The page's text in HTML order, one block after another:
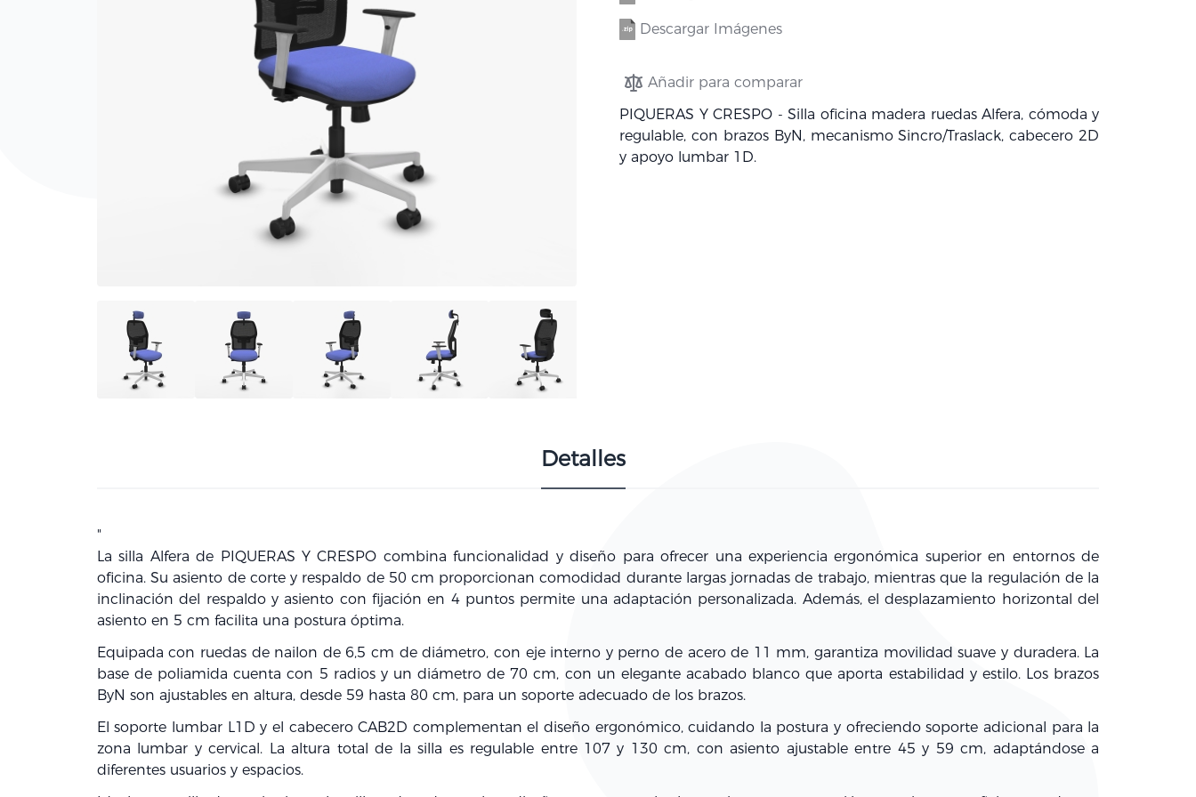
Descargar Imágenes
Añadir para comparar
PIQUERAS Y CRESPO - Silla oficina madera ruedas Alfera, cómoda y
regulable, con brazos ByN, mecanismo Sincro/Traslack, cabecero 2D
y apoyo lumbar 1D.
Detalles
"
La silla Alfera de PIQUERAS Y CRESPO combina funcionalidad y diseño para ofrecer una experiencia ergonómica superior en entornos de
oficina. Su asiento de corte y respaldo de 50 cm proporcionan comodidad durante largas jornadas de trabajo, mientras que la regulación de la
inclinación del respaldo y asiento con fijación en 4 puntos permite una adaptación personalizada. Además, el desplazamiento horizontal del
asiento en 5 cm facilita una postura óptima.
Equipada con ruedas de nailon de 6,5 cm de diámetro, con eje interno y perno de acero de 11 mm, garantiza movilidad suave y duradera. La
base de poliamida cuenta con 5 radios y un diámetro de 70 cm, con un elegante acabado blanco que aporta estabilidad y estilo. Los brazos
ByN son ajustables en altura, desde 59 hasta 80 cm, para un soporte adecuado de los brazos.
El soporte lumbar L1D y el cabecero CAB2D complementan el diseño ergonómico, cuidando la postura y ofreciendo soporte adicional para la
zona lumbar y cervical. La altura total de la silla es regulable entre 107 y 130 cm, con asiento ajustable entre 45 y 59 cm, adaptándose a
diferentes usuarios y espacios.